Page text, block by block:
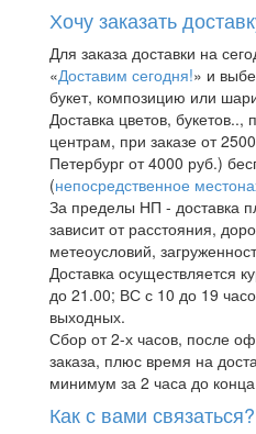
Хочу заказать
Для заказа доставки на
«Доставим сегодня!» и
букет, композицию или
Доставка цветов,
центрам, при заказе от
Петербург от 4000 руб.)
(непосредственное
За пределы НП - доставка
зависит от расстояния,
метеоусловий,
Доставка осуществляется
до 21.00; ВС с 10 до 19
выходных.
Сбор от 2-х часов, после
заказа, плюс время на
минимум за 2 часа до
Как с вами связаться?